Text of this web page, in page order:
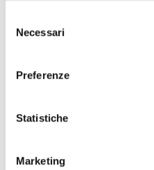
delNecessari
Preferenze
Statistiche
Marketing